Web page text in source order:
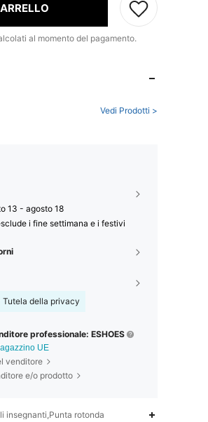
al momento del pagamento.
Vedi Prodotti >
13 - agosto 18
i fine settimana e i festivi
Tutela della privacy
professionale: ESHOES
UE
venditore
e/o prodotto
insegnanti,Punta rotonda